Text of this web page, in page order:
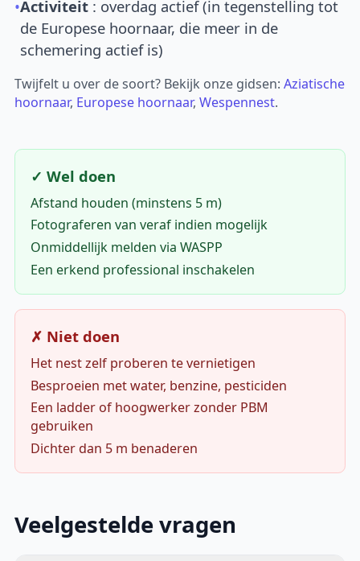
•Activiteit : overdag actief (in tegenstelling tot
de Europese hoornaar, die meer in de
schemering actief is)
Twijfelt u over de soort? Bekijk onze gidsen:Aziatische
hoornaar, Europese hoornaar,Wespennest.
✓ Wel doen
Afstand houden (minstens 5 m)
Fotograferen van veraf indien mogelijk
Onmiddellijk melden via WASPP
Een erkend professional inschakelen
✗ Niet doen
Het nest zelf proberen te vernietigen
Besproeien met water, benzine, pesticiden
Een ladder of hoogwerker zonder PBM
gebruiken
Dichter dan 5 m benaderen
Veelgestelde vragen